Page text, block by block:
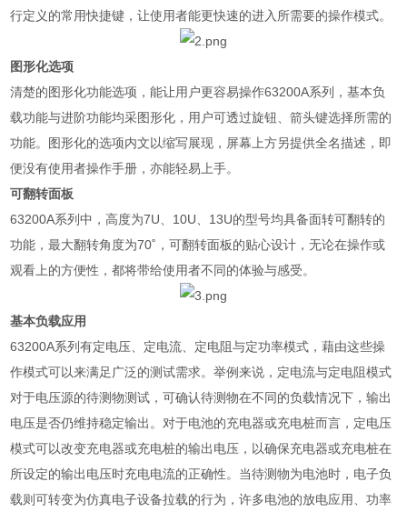
行定义的常用快捷键，让使用者能更快速的进入所需要的操作模式。
图形化选项
清楚的图形化功能选项，能让用户更容易操作63200A系列，基本负
载功能与进阶功能均采图形化，用户可透过旋钮、箭头键选择所需的
功能。图形化的选项内文以缩写展现，屏幕上方另提供全名描述，即
便没有使用者操作手册，亦能轻易上手。
可翻转面板
63200A系列中，高度为7U 10U 13U的型号均具备面转可翻转的
功能，最大翻转角度为70˚ ，可翻转面板的贴心设计，无论在操作或
观看上的方便性，都将带给使用者不同的体验与感受。
基本负载应用
63200A系列有定电压、定电流、定电阻与定功率模式，藉由这些操
作模式可以来满足广泛的测试需求。举例来说，定电流与定电阻模式
对于电压源的待测物测试，可确认待测物在不同的负载情况下，输出
电压是否仍维持稳定输出。对于电池的充电器或充电桩而言，定电压
模式可以改变充电器或充电桩的输出电压，以确保充电器或充电桩在
所设定的输出电压时充电电流的正确性。当待测物为电池时，电子负
载则可转变为仿真电子设备拉载的行为，许多电池的放电应用、功率